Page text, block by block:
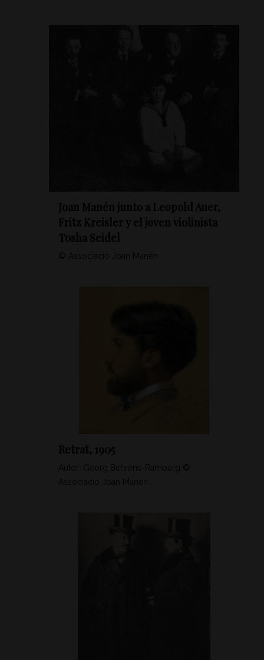
Joan Manén junto a Leopold Auer,
Fritz Kreisler y el joven violinista
Tosha Seidel
© Associació Joan Manén
Retrat, 1905
Autor: Georg Behrens-Ramberg ©
Associació Joan Manén